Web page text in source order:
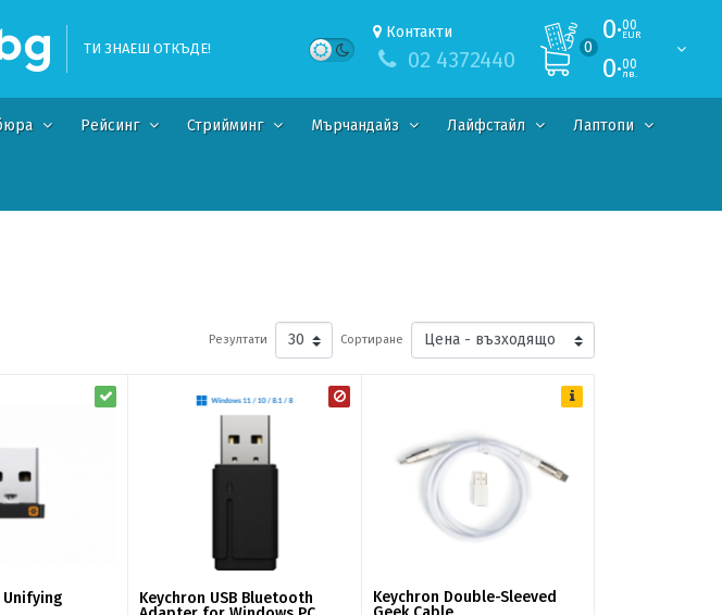
ТИ ЗНАЕШ ОТКЪДЕ!
Контакти
02 4372440 0
0·00
EUR
0·00
лв.
Рейсинг Стрийминг Мърчандайз Лайфстайл Лаптопи
Резултати Сортиране
Unifying
Keychron USB Bluetooth
Keychron Double-Sleeved